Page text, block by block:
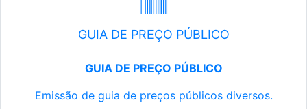
GUIA DE PREÇO PÚBLICO
GUIA DE PREÇO PÚBLICO
Emissão de guia de preços públicos diversos.